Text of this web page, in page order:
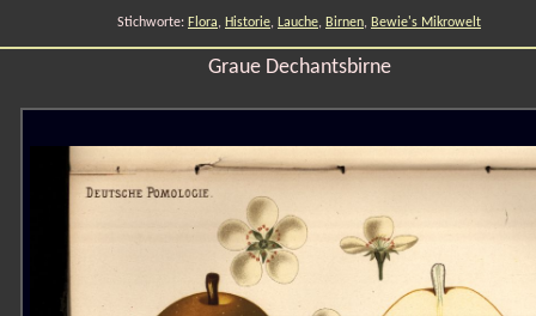
Stichworte: Flora, Historie, Lauche, Birnen, Bewie's Mikrowelt
Graue Dechantsbirne